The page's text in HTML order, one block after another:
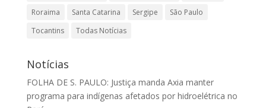
Roraima
Santa Catarina Sergipe
São Paulo
Tocantins
Todas Notícias
Notícias
FOLHA DE S. PAULO: Justiça manda Axia manter
programa para indígenas afetados por hidroelétrica no